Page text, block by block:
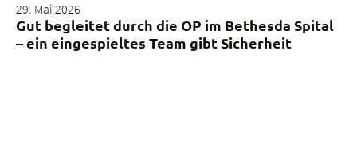
29. Mai 2026
Gut begleitet durch die OP im Bethesda Spital
– ein eingespieltes Team gibt Sicherheit